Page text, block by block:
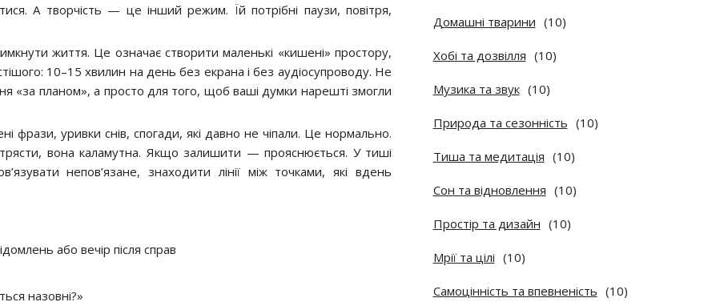
А творчість — це інший режим. Їй потрібні паузи, повітря,
життя. Це означає створити маленькі «кишені» простору,
10–15 хвилин на день без екрана і без аудіосупроводу. Не
«за планом», а просто для того, щоб ваші думки нарешті змогли
фрази, уривки снів, спогади, які давно не чіпали. Це нормально.
вона каламутна. Якщо залишити — прояснюється. У тиші
непов’язане, знаходити лінії між точками, які вдень
або вечір після справ
назовні?»
Домашні тварини (10)
Хобі та дозвілля (10)
Музика та звук (10)
Природа та сезонність (10)
Тиша та медитація (10)
Сон та відновлення (10)
Простір та дизайн (10)
Мрії та цілі (10)
Самоцінність та впевненість (10)